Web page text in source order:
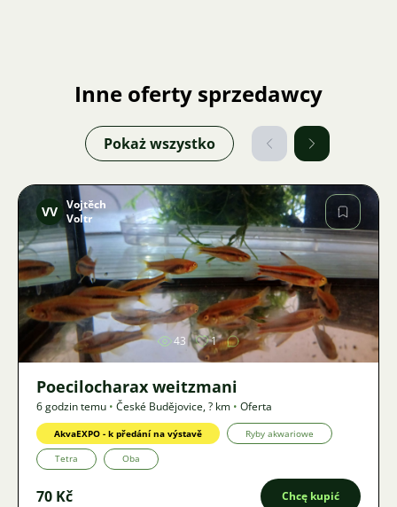
Inne oferty sprzedawcy
Pokaż wszystko
Zdjęcie
VV Vojtěch
Voltr
43 1
Poecilocharax weitzmani
6 godzin temu • České Budějovice,? km • Oferta
AkvaEXPO - k předání na výstavě Ryby akwariowe
Tetra Oba
70 Kč Chcę kupić